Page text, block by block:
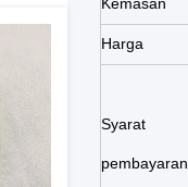
Harga
Syarat
pembayaran